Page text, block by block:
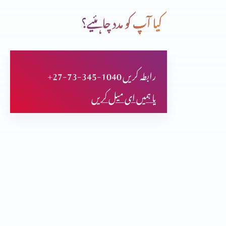
سچائی اور آزادی
ان کی آنکھیں کھل گئیں، کیا آپ کی بھی؟
کیا آپ کو مدد چاہئیے؟
+27-73-345-1040 رابطہ کریں
یا ہمیں ای میل کریں